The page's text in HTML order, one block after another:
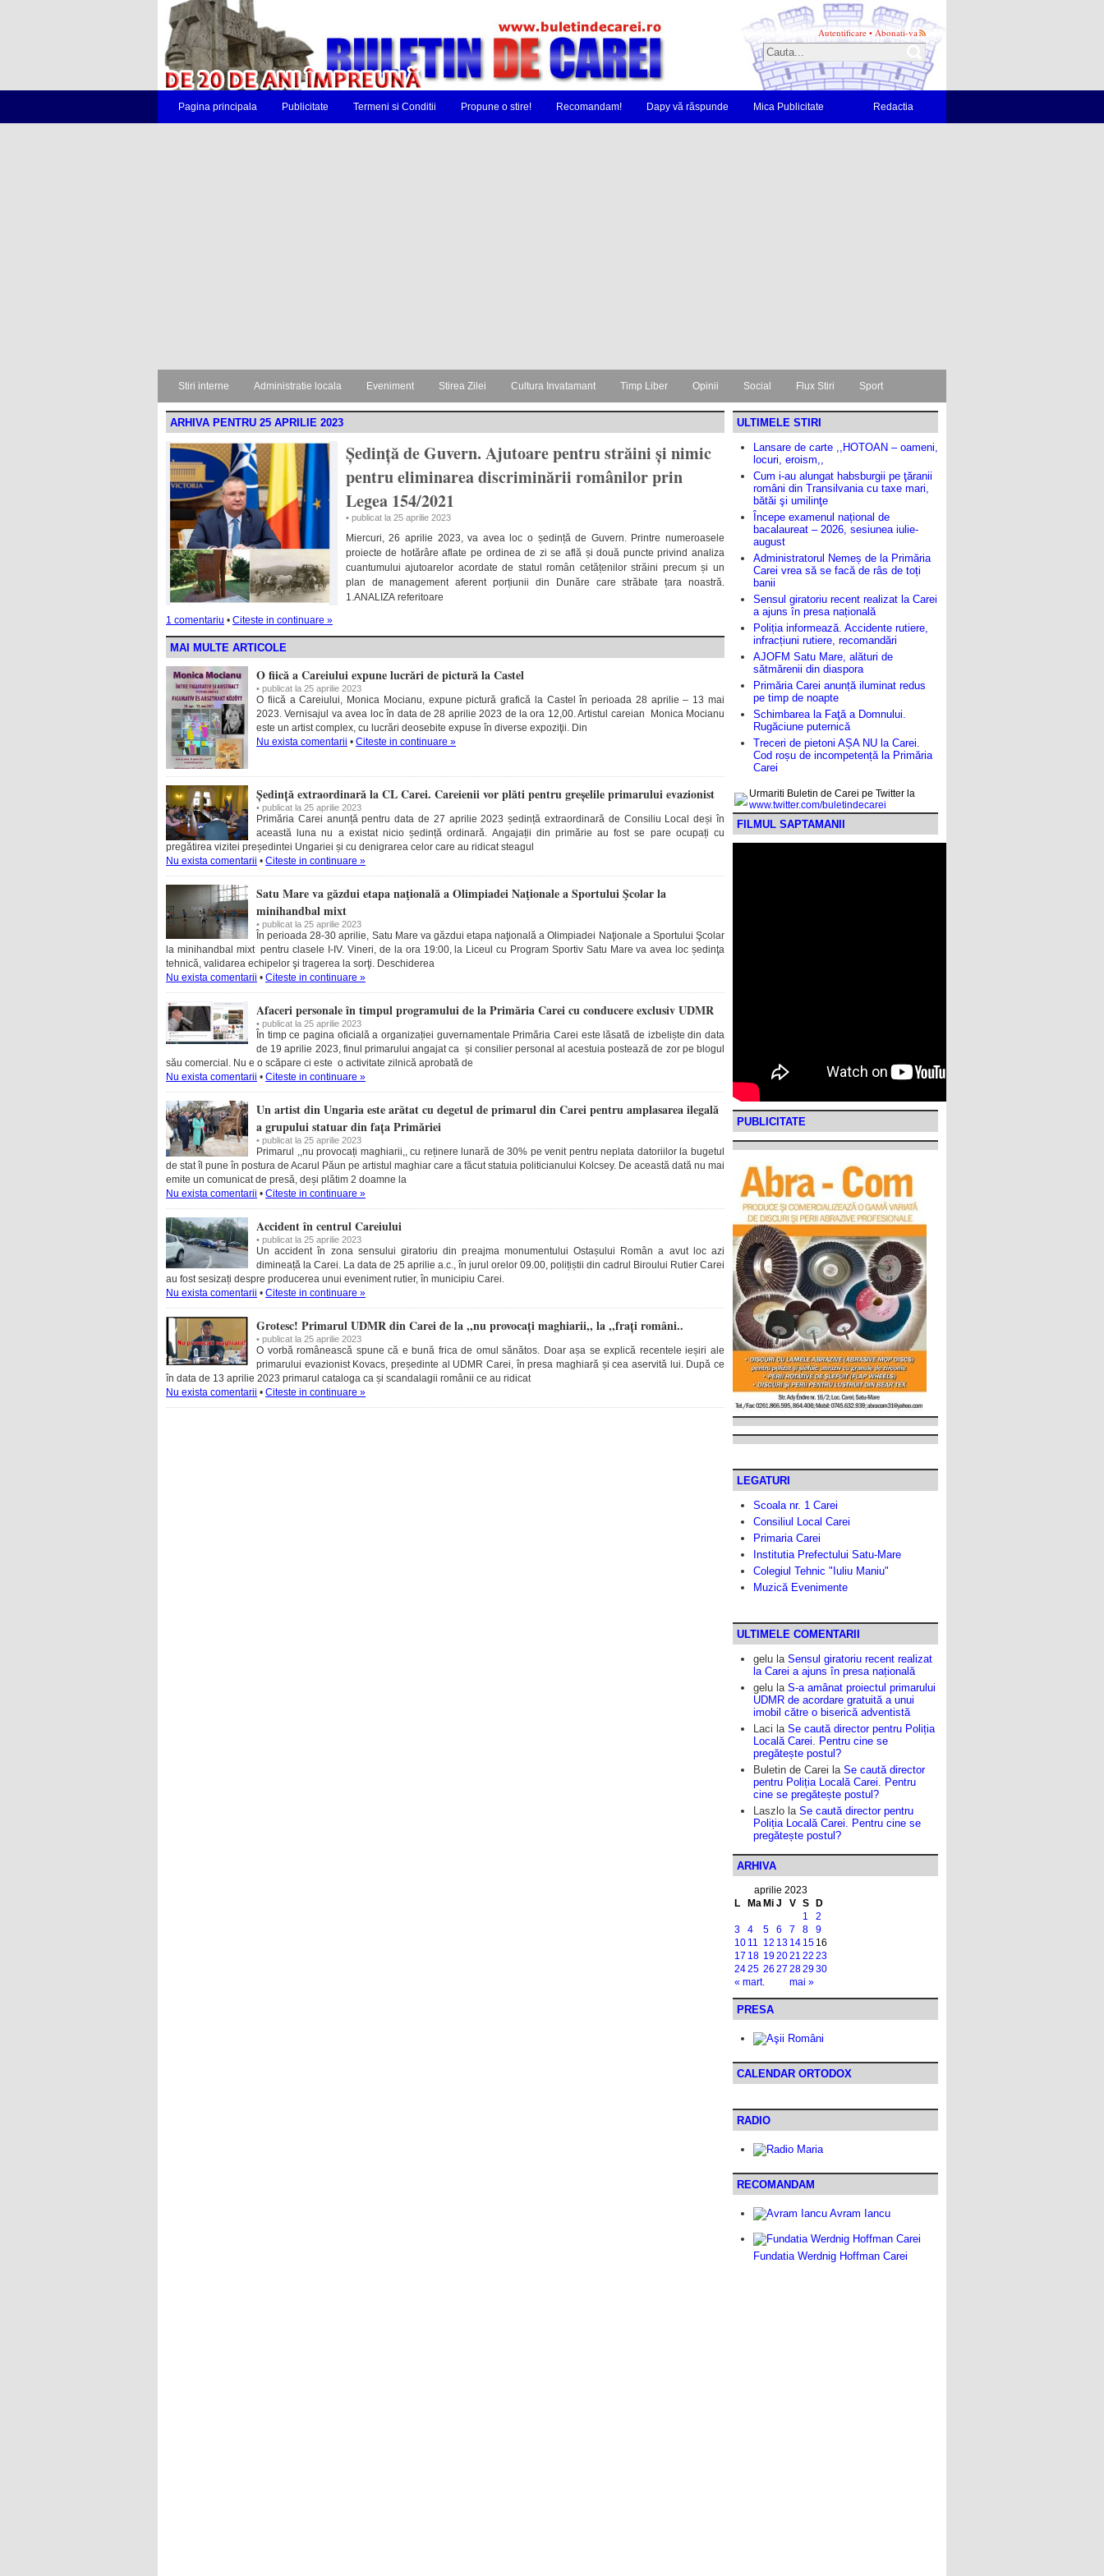
Autentificare • Abonati-va
Pagina principala Publicitate Termeni si Conditii Propune o stire! Recomandam! Dapy vă răspunde Mica Publicitate Redactia
Stiri interne Administratie locala Eveniment Stirea Zilei Cultura Invatamant Timp Liber Opinii Social Flux Stiri Sport
ARHIVA PENTRU 25 APRILIE 2023
Ședință de Guvern. Ajutoare pentru străini și nimic
pentru eliminarea discriminării românilor prin
Legea 154/2021
• publicat la 25 aprilie 2023
Miercuri, 26 aprilie 2023, va avea loc o ședință de Guvern. Printre numeroasele
proiecte de hotărâre aflate pe ordinea de zi se află și două puncte privind analiza
cuantumului ajutoarelor acordate de statul român cetățenilor străini precum și un
plan de management aferent porțiunii din Dunăre care străbate țara noastră.
1.ANALIZA referitoare
1 comentariu • Citeste in continuare »
MAI MULTE ARTICOLE
O fiică a Careiului expune lucrări de pictură la Castel
• publicat la 25 aprilie 2023
O fiică a Careiului, Monica Mocianu, expune pictură grafică la Castel în perioada 28 aprilie – 13 mai
2023. Vernisajul va avea loc în data de 28 aprilie 2023 de la ora 12,00. Artistul careian Monica Mocianu
este un artist complex, cu lucrări deosebite expuse în diverse expoziţii. Din
Nu exista comentarii • Citeste in continuare »
Ședință extraordinară la CL Carei. Careienii vor plăti pentru greșelile primarului evazionist
• publicat la 25 aprilie 2023
Primăria Carei anunță pentru data de 27 aprilie 2023 ședință extraordinară de Consiliu Local deși în
această luna nu a existat nicio ședință ordinară. Angajații din primărie au fost se pare ocupați cu
pregătirea vizitei președintei Ungariei și cu denigrarea celor care au ridicat steagul
Nu exista comentarii • Citeste in continuare »
Satu Mare va găzdui etapa naţională a Olimpiadei Naţionale a Sportului Şcolar la
minihandbal mixt
• publicat la 25 aprilie 2023
În perioada 28-30 aprilie, Satu Mare va găzdui etapa naţională a Olimpiadei Naţionale a Sportului Şcolar
la minihandbal mixt pentru clasele I-IV. Vineri, de la ora 19:00, la Liceul cu Program Sportiv Satu Mare va avea loc ședinţa
tehnică, validarea echipelor şi tragerea la sorţi. Deschiderea
Nu exista comentarii • Citeste in continuare »
Afaceri personale în timpul programului de la Primăria Carei cu conducere exclusiv UDMR
• publicat la 25 aprilie 2023
În timp ce pagina oficială a organizației guvernamentale Primăria Carei este lăsată de izbeliște din data
de 19 aprilie 2023, finul primarului angajat ca și consilier personal al acestuia postează de zor pe blogul
său comercial. Nu e o scăpare ci este o activitate zilnică aprobată de
Nu exista comentarii • Citeste in continuare »
Un artist din Ungaria este arătat cu degetul de primarul din Carei pentru amplasarea ilegală
a grupului statuar din fața Primăriei
• publicat la 25 aprilie 2023
Primarul ,,nu provocați maghiarii,, cu reținere lunară de 30% pe venit pentru neplata datoriilor la bugetul
de stat îl pune în postura de Acarul Păun pe artistul maghiar care a făcut statuia politicianului Kolcsey. De această dată nu mai
emite un comunicat de presă, deși plătim 2 doamne la
Nu exista comentarii • Citeste in continuare »
Accident în centrul Careiului
• publicat la 25 aprilie 2023
Un accident în zona sensului giratoriu din preajma monumentului Ostașului Român a avut loc azi
dimineață la Carei. La data de 25 aprilie a.c., în jurul orelor 09.00, polițiștii din cadrul Biroului Rutier Carei
au fost sesizați despre producerea unui eveniment rutier, în municipiu Carei.
Nu exista comentarii • Citeste in continuare »
Grotesc! Primarul UDMR din Carei de la ,,nu provocați maghiarii,, la ,,frați români..
• publicat la 25 aprilie 2023
O vorbă românească spune că e bună frica de omul sănătos. Doar așa se explică recentele ieșiri ale
primarului evazionist Kovacs, președinte al UDMR Carei, în presa maghiară și cea aservită lui. După ce
în data de 13 aprilie 2023 primarul cataloga ca și scandalagii românii ce au ridicat
Nu exista comentarii • Citeste in continuare »
ULTIMELE STIRI
Lansare de carte ,,HOTOAN – oameni,
locuri, eroism,,
Cum i-au alungat habsburgii pe ţăranii
români din Transilvania cu taxe mari,
bătăi şi umilinţe
Începe examenul național de
bacalaureat – 2026, sesiunea iulie-
august
Administratorul Nemeș de la Primăria
Carei vrea să se facă de râs de toți
banii
Sensul giratoriu recent realizat la Carei
a ajuns în presa națională
Poliția informează. Accidente rutiere,
infracțiuni rutiere, recomandări
AJOFM Satu Mare, alături de
sătmărenii din diaspora
Primăria Carei anunță iluminat redus
pe timp de noapte
Schimbarea la Faţă a Domnului.
Rugăciune puternică
Treceri de pietoni AȘA NU la Carei.
Cod roșu de incompetență la Primăria
Carei
Urmariti Buletin de Carei pe Twitter la
www.twitter.com/buletindecarei
FILMUL SAPTAMANII
PUBLICITATE
LEGATURI
Scoala nr. 1 Carei
Consiliul Local Carei
Primaria Carei
Institutia Prefectului Satu-Mare
Colegiul Tehnic "Iuliu Maniu"
Muzică Evenimente
ULTIMELE COMENTARII
gelu la Sensul giratoriu recent realizat
la Carei a ajuns în presa națională
gelu la S-a amânat proiectul primarului
UDMR de acordare gratuită a unui
imobil către o biserică adventistă
Laci la Se caută director pentru Poliția
Locală Carei. Pentru cine se
pregătește postul?
Buletin de Carei la Se caută director
pentru Poliția Locală Carei. Pentru
cine se pregătește postul?
Laszlo la Se caută director pentru
Poliția Locală Carei. Pentru cine se
pregătește postul?
ARHIVA
aprilie 2023
L
Ma Mi J V S D
« mart. mai »
1
2
3
4 5 6 7 8
9
10 11 12 13 14 15 16
17 18 192021 22 23
2425 26 27 282930
PRESA
CALENDAR ORTODOX
RADIO
RECOMANDAM
Avram Iancu
Fundatia Werdnig Hoffman Carei